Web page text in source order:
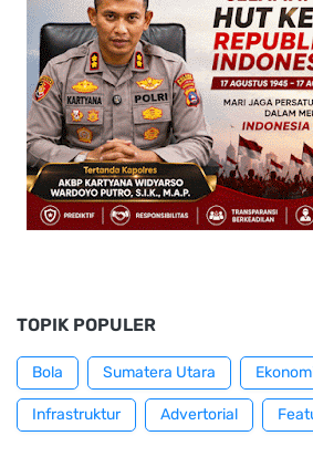
TOPIK POPULER
Bola Sumatera Utara
Infrastruktur Advertorial